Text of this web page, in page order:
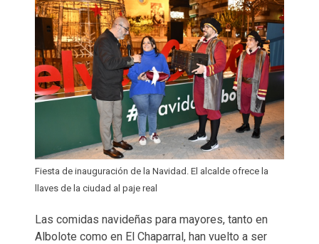
Fiesta de inauguración de la Navidad. El alcalde ofrece la
llaves de la ciudad al paje real
Las comidas navideñas para mayores, tanto en
Albolote como en El Chaparral, han vuelto a ser